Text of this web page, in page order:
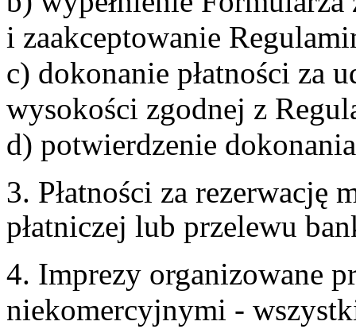
i zaakceptowanie
c) dokonanie płatności za
wysokości zgodnej z
d) potwierdzenie
3. Płatności za rezerwację
płatniczej lub przelewu
4. Imprezy organizowane
niekomercyjnymi -